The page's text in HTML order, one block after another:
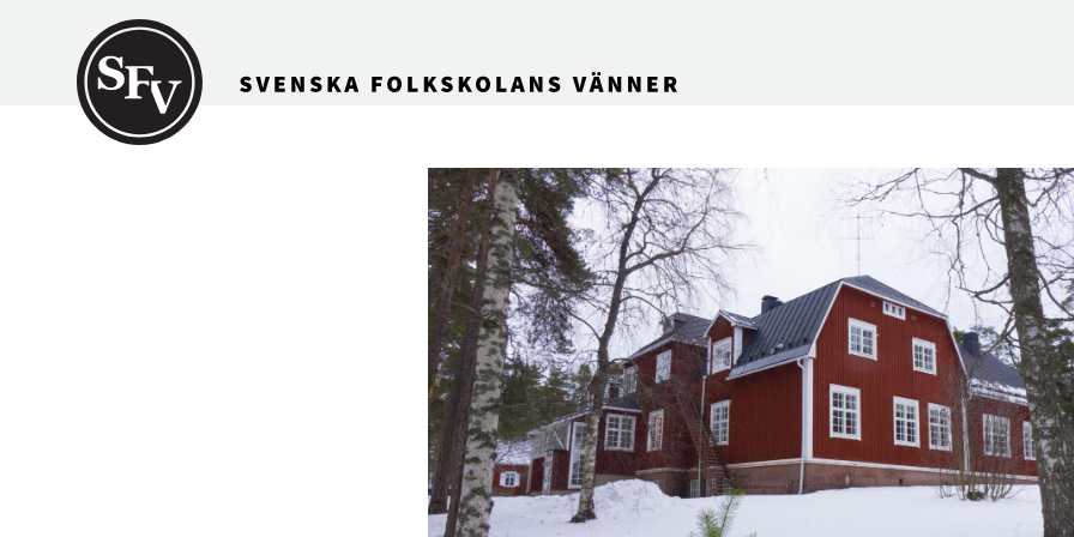
Gå till innehållet